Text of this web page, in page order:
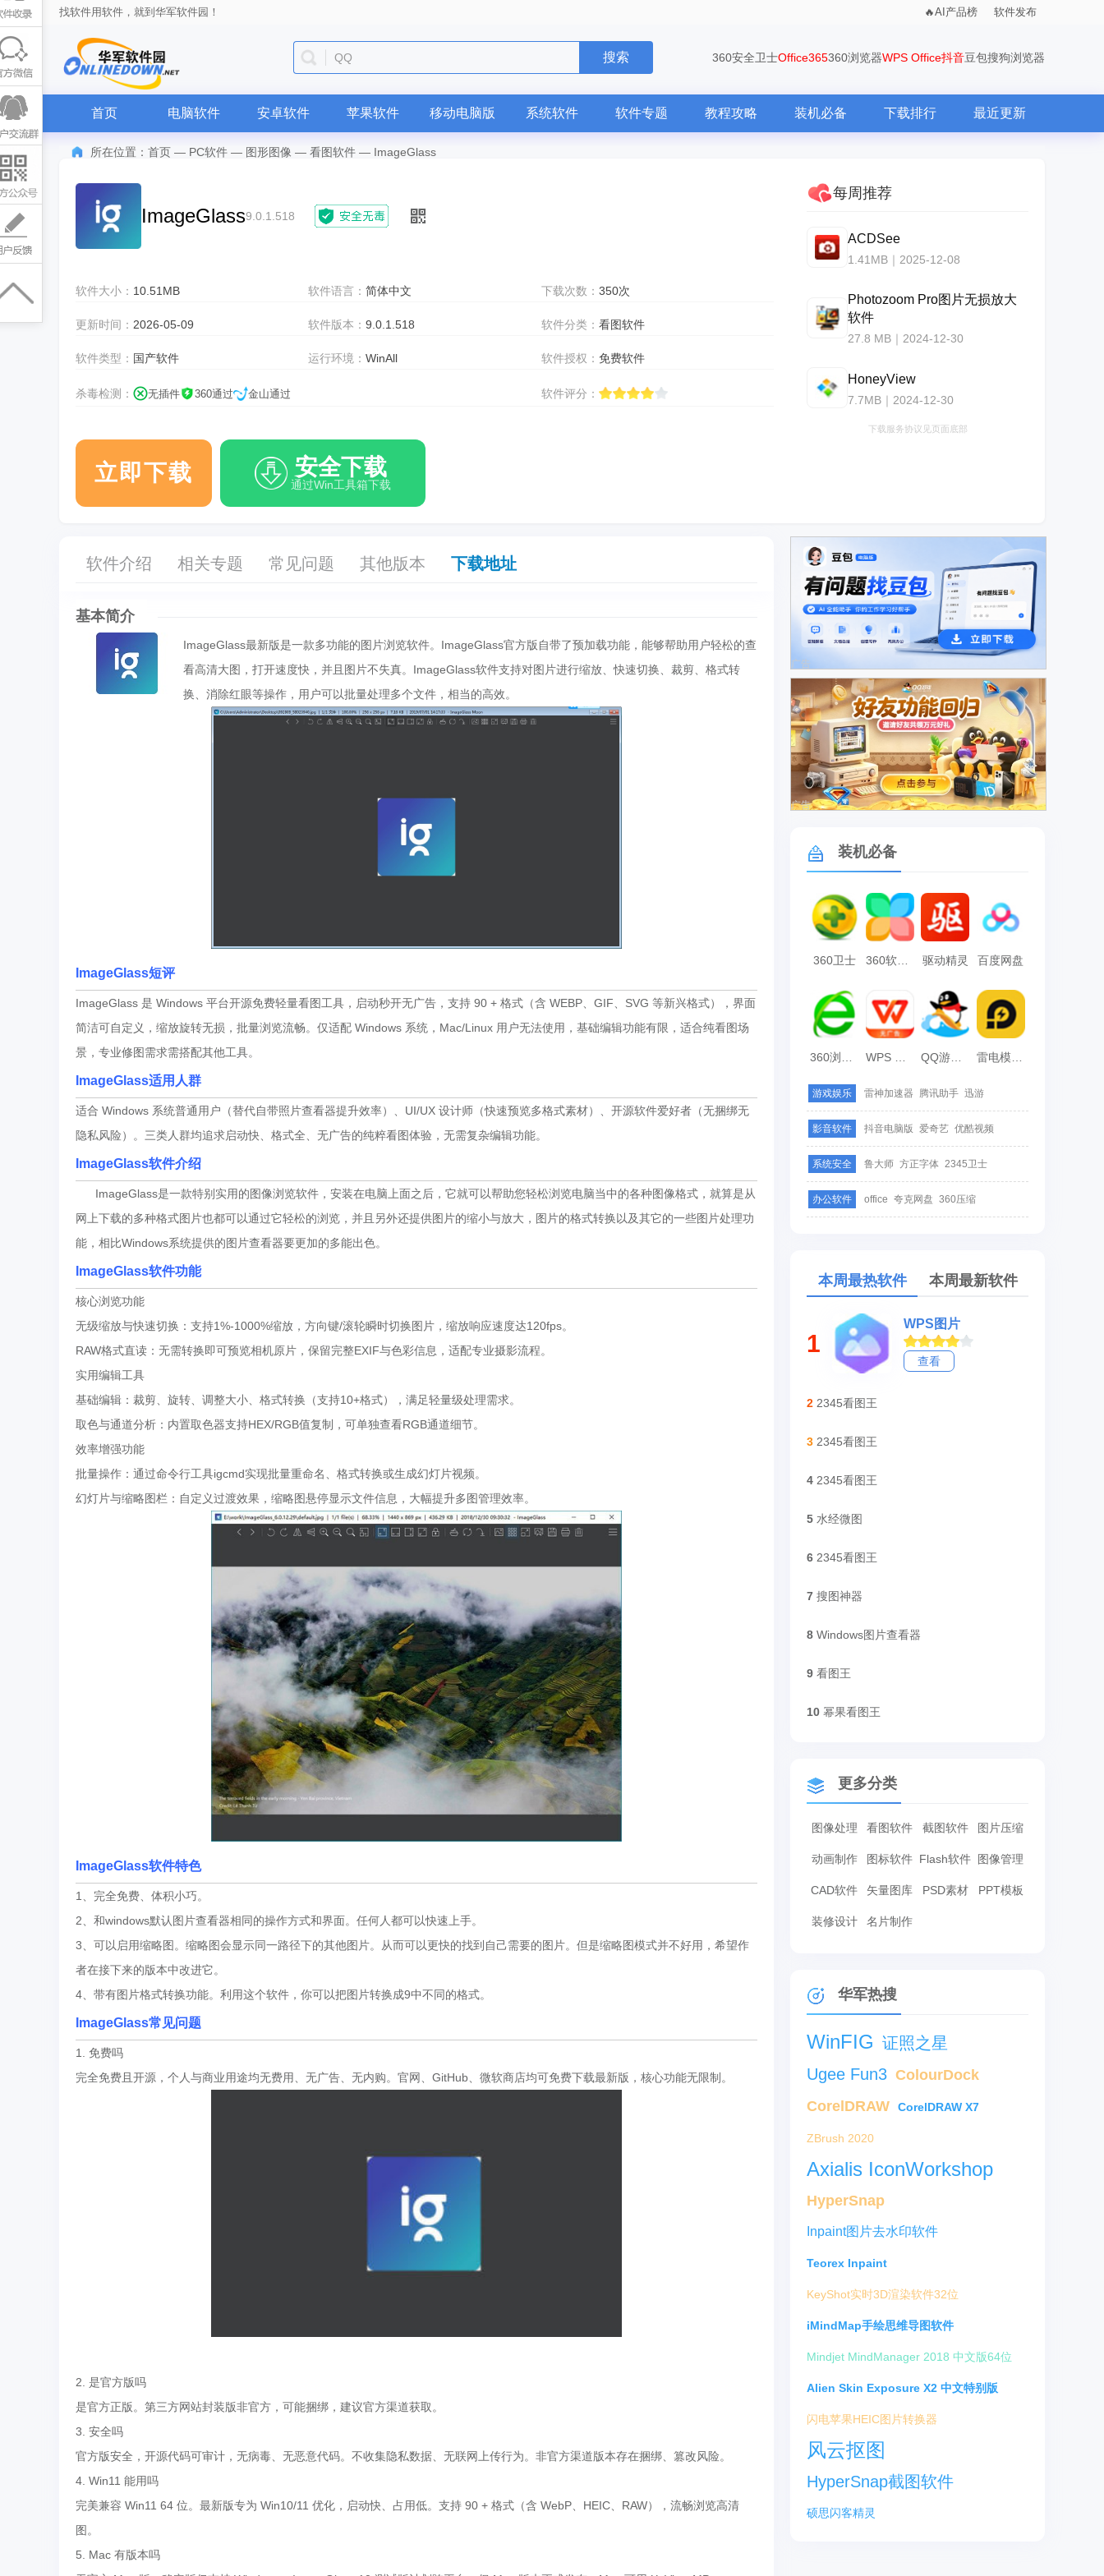
找软件用软件，就到华军软件园！ AI产品榜 软件发布
QQ 搜索 360安全卫士Office365360浏览器WPS Office抖音豆包搜狗浏览器
首页 电脑软件 安卓软件 苹果软件 移动电脑版 系统软件 软件专题 教程攻略 装机必备 下载排行 最近更新
所在位置： 首页 — PC软件 — 图形图像 — 看图软件 — ImageGlass
ImageGlass9.0.1.518
软件大小： 10.51MB 软件语言：简体中文 下载次数： 350次
更新时间： 2026-05-09 软件版本：9.0.1.518 软件分类： 看图软件
软件类型： 国产软件 运行环境：WinAll 软件授权： 免费软件
杀毒检测： 无插件 360通过 金山通过 软件评分：
立即下载 安全下载
通过Win工具箱下载
每周推荐
ACDSee
1.41MB｜2025-12-08
Photozoom Pro图片无损放大
软件
27.8 MB｜2024-12-30
HoneyView
7.7MB｜2024-12-30
下载服务协议见页面底部
软件介绍 相关专题 常见问题 其他版本 下载地址
基本简介
ImageGlass最新版是一款多功能的图片浏览软件。ImageGlass官方版自带了预加载功能，能够帮助用户轻松的查
看高清大图，打开速度快，并且图片不失真。ImageGlass软件支持对图片进行缩放、快速切换、裁剪、格式转
换、消除红眼等操作，用户可以批量处理多个文件，相当的高效。
ImageGlass短评
ImageGlass 是 Windows 平台开源免费轻量看图工具，启动秒开无广告，支持 90 + 格式（含 WEBP、GIF、SVG 等新兴格式），界面
简洁可自定义，缩放旋转无损，批量浏览流畅。仅适配 Windows 系统，Mac/Linux 用户无法使用，基础编辑功能有限，适合纯看图场
景，专业修图需求需搭配其他工具。
ImageGlass适用人群
适合 Windows 系统普通用户（替代自带照片查看器提升效率）、UI/UX 设计师（快速预览多格式素材）、开源软件爱好者（无捆绑无
隐私风险）。三类人群均追求启动快、格式全、无广告的纯粹看图体验，无需复杂编辑功能。
ImageGlass软件介绍
ImageGlass是一款特别实用的图像浏览软件，安装在电脑上面之后，它就可以帮助您轻松浏览电脑当中的各种图像格式，就算是从
网上下载的多种格式图片也都可以通过它轻松的浏览，并且另外还提供图片的缩小与放大，图片的格式转换以及其它的一些图片处理功
能，相比Windows系统提供的图片查看器要更加的多能出色。
ImageGlass软件功能
核心浏览功能
无级缩放与快速切换：支持1%-1000%缩放，方向键/滚轮瞬时切换图片，缩放响应速度达120fps。
RAW格式直读：无需转换即可预览相机原片，保留完整EXIF与色彩信息，适配专业摄影流程。
实用编辑工具
基础编辑：裁剪、旋转、调整大小、格式转换（支持10+格式），满足轻量级处理需求。
取色与通道分析：内置取色器支持HEX/RGB值复制，可单独查看RGB通道细节。
效率增强功能
批量操作：通过命令行工具igcmd实现批量重命名、格式转换或生成幻灯片视频。
幻灯片与缩略图栏：自定义过渡效果，缩略图悬停显示文件信息，大幅提升多图管理效率。
ImageGlass软件特色
1、完全免费、体积小巧。
2、和windows默认图片查看器相同的操作方式和界面。任何人都可以快速上手。
3、可以启用缩略图。缩略图会显示同一路径下的其他图片。从而可以更快的找到自己需要的图片。但是缩略图模式并不好用，希望作
者在接下来的版本中改进它。
4、带有图片格式转换功能。利用这个软件，你可以把图片转换成9中不同的格式。
ImageGlass常见问题
1. 免费吗
完全免费且开源，个人与商业用途均无费用、无广告、无内购。官网、GitHub、微软商店均可免费下载最新版，核心功能无限制。
2. 是官方版吗
是官方正版。第三方网站封装版非官方，可能捆绑，建议官方渠道获取。
3. 安全吗
官方版安全，开源代码可审计，无病毒、无恶意代码。不收集隐私数据、无联网上传行为。非官方渠道版本存在捆绑、篡改风险。
4. Win11 能用吗
完美兼容 Win11 64 位。最新版专为 Win10/11 优化，启动快、占用低。支持 90 + 格式（含 WebP、HEIC、RAW），流畅浏览高清
图。
5. Mac 有版本吗
广告
广告
装机必备
360卫士 360软件管家 驱动精灵 百度网盘
雷电模拟器
游戏娱乐 雷神加速器 腾讯助手 迅游
影音软件 抖音电脑版 爱奇艺 优酷视频
系统安全 鲁大师 方正字体 2345卫士
办公软件 office 夸克网盘 360压缩
本周最热软件 本周最新软件
1
WPS图片
查看
2 2345看图王
3 2345看图王
4 2345看图王
5 水经微图
6 2345看图王
7 搜图神器
8 Windows图片查看器
9 看图王
10 幂果看图王
更多分类
图像处理 看图软件 截图软件 图片压缩
动画制作 图标软件 Flash软件 图像管理
CAD软件 矢量图库 PSD素材 PPT模板
装修设计 名片制作
华军热搜
WinFIG 证照之星
Ugee Fun3 ColourDock
CorelDRAW
CorelDRAW X7
ZBrush 2020
Axialis IconWorkshop
HyperSnap
Inpaint图片去水印软件
Teorex Inpaint
KeyShot实时3D渲染软件32位
iMindMap手绘思维导图软件
Mindjet MindManager 2018 中文版64位
Alien Skin Exposure X2 中文特别版
闪电苹果HEIC图片转换器
风云抠图
HyperSnap截图软件
硕思闪客精灵